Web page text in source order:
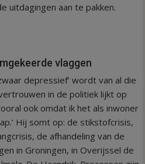
uitdagingen aan te pakken.
vlaggen
depressief’ wordt van al die
in de politiek lijkt op
ook omdat ik het als inwoner
Hij somt op: de stikstofcrisis,
de afhandeling van de
in Groningen, in Overijssel de